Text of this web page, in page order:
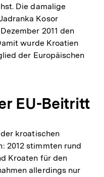
Die damalige
Kosor
2011 den
wurde Kroatien
der Europäischen
EU-Beitritt
kroatischen
2012 stimmten rund
Kroaten für den
allerdings nur